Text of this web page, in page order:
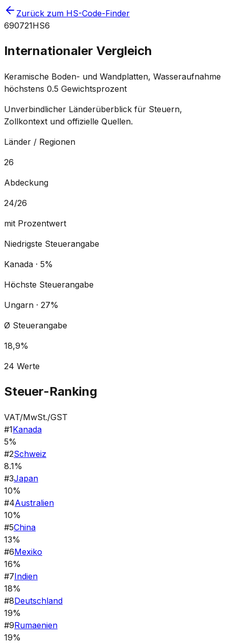
Zurück zum HS-Code-Finder
690721HS6
Internationaler Vergleich
Keramische Boden- und Wandplatten, Wasseraufnahme
höchstens 0.5 Gewichtsprozent
Unverbindlicher Länderüberblick für Steuern,
Zollkontext und offizielle Quellen.
Länder / Regionen
26
Abdeckung
24/26
mit Prozentwert
Niedrigste Steuerangabe
Kanada · 5%
Höchste Steuerangabe
Ungarn · 27%
Ø Steuerangabe
18,9%
24 Werte
Steuer-Ranking
VAT/MwSt./GST
#1Kanada
5%
#2Schweiz
8.1%
#3Japan
10%
#4Australien
10%
#5China
13%
#6Mexiko
16%
#7Indien
18%
#8Deutschland
19%
#9Rumaenien
19%